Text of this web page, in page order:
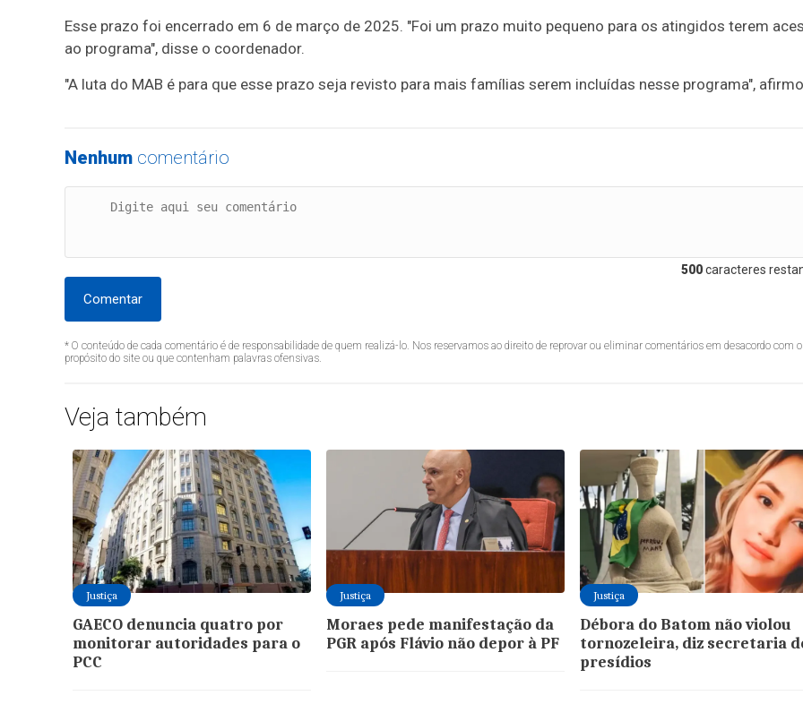
Esse prazo foi encerrado em 6 de março de 2025. "Foi um prazo muito pequeno para os atingidos terem
ao programa", disse o coordenador.
"A luta do MAB é para que esse prazo seja revisto para mais famílias serem incluídas nesse programa",
Nenhum comentário
500caracteres
Comentar
* O conteúdo de cada comentário é de responsabilidade de quem realizá-lo. Nos reservamos ao direito de reprovar ou eliminar comentários em desacordo com o
propósito do site ou que contenham palavras ofensivas.
Veja também
Justiça
GAECO denuncia quatro por
monitorar autoridades para o
PCC
Justiça
Moraes pede manifestação da
PGR após Flávio não depor à PF
Justiça
Débora do Batom não violou
tornozeleira, diz secretaria
presídios